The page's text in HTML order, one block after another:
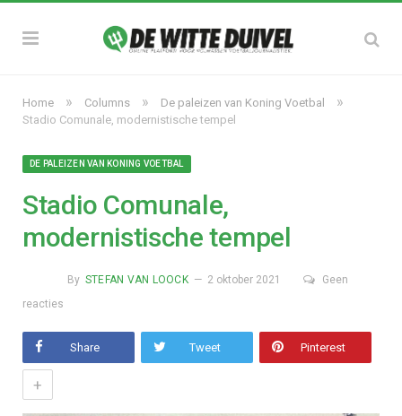
Home » Columns » De paleizen van Koning Voetbal »
Stadio Comunale, modernistische tempel
DE PALEIZEN VAN KONING VOETBAL
Stadio Comunale,
modernistische tempel
By STEFAN VAN LOOCK 2 oktober 2021
Geen
reacties
Share Tweet Pinterest
+